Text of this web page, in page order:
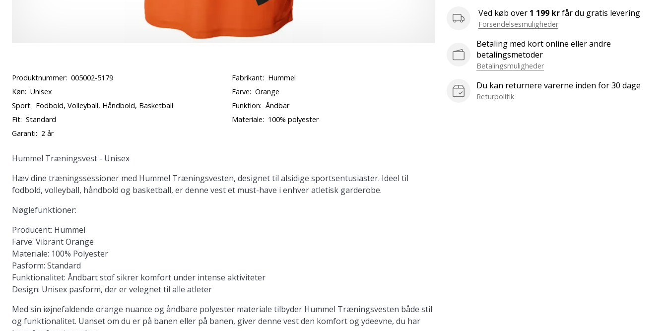
Ved køb over 1 199 krfår du gratis levering
Forsendelsesmuligheder
Betaling med kort online eller andre
betalingsmetoder
Betalingsmuligheder
Du kan returnere varerne inden for 30 dage
Returpolitik
Produktnummer: 005002-5179 Fabrikant: Hummel
Køn: Unisex Farve: Orange
Sport: Fodbold, Volleyball, Håndbold, Basketball Funktion: Åndbar
Fit: Standard Materiale: 100% polyester
Garanti: 2 år
Hummel Træningsvest - Unisex
Hæv dine træningssessioner med Hummel Træningsvesten, designet til alsidige sportsentusiaster. Ideel til
fodbold, volleyball, håndbold og basketball, er denne vest et must-have i enhver atletisk garderobe.
Nøglefunktioner:
Producent: Hummel
Farve: Vibrant Orange
Materiale: 100% Polyester
Pasform: Standard
Funktionalitet: Åndbart stof sikrer komfort under intense aktiviteter
Design: Unisex pasform, der er velegnet til alle atleter
Med sin iøjnefaldende orange nuance og åndbare polyester materiale tilbyder Hummel Træningsvesten både stil
og funktionalitet. Uanset om du er på banen eller på banen, giver denne vest den komfort og ydeevne, du har